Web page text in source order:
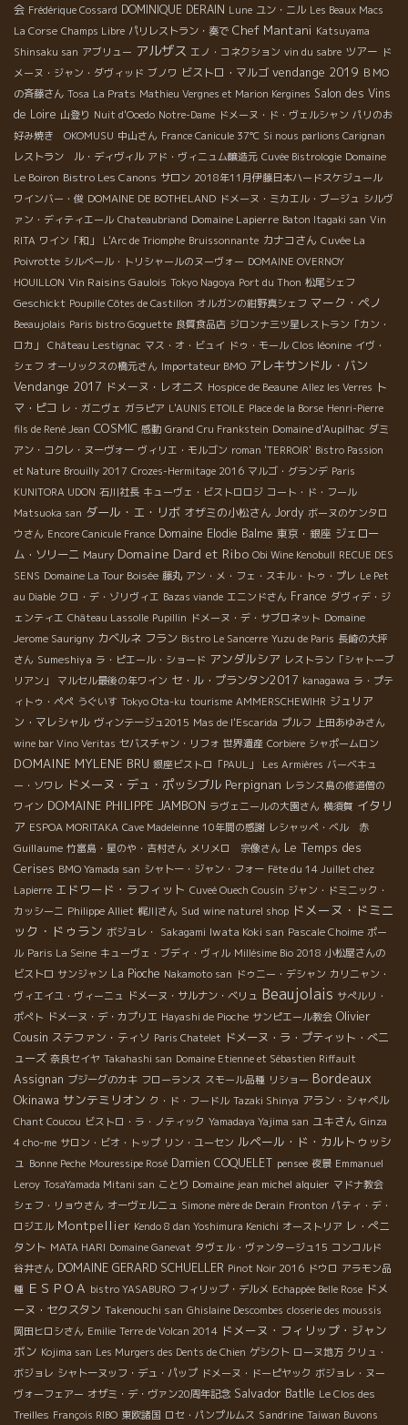
会 Frédérique Cossard DOMINIQUE DERAIN Lune ユン・ニル Les Beaux Macs
La Corse Champs Libre パリレストラン・奏で Chef Mantani Katsuyama
Shinsaku san アブリュー アルザス エノ・コネクション vin du sabre ツアー ド
メーヌ・ジャン・ダヴィッド ブノワ ビストロ・マルゴ vendange 2019 ＢＭО
の斉藤さん Tosa La Prats Mathieu Vergnes et Marion Kergines Salon des Vins
de Loire 山登り Nuit d'Ooedo Notre-Dame ドメーヌ・ド・ヴェルシャン パリのお
好み焼き OKOMUSU 中山さん France Canicule 37℃ Si nous parlions Carignan
レストラン ル・ディヴィル アド・ヴィニュム醸造元 Cuvée Bistrologie Domaine
Le Boiron Bistro Les Canons サロン 2018年11月伊藤日本ハードスケジュール
ワインバー・俊 DOMAINE DE BOTHELAND ドメーヌ・ミカエル・ブージュ シルヴ
ァン・ディティエール Chateaubriand Domaine Lapierre Baton Itagaki san Vin
RITA ワイン「和」 L'Arc de Triomphe Bruissonnante カナコさん Cuvée La
Poivrotte シルベール・トリシャールのヌーヴォー DOMAINE OVERNOY
HOUILLON Vin Raisins Gaulois Tokyo Nagoya Port du Thon 松尾シェフ
Geschickt Poupille Côtes de Castillon オルガンの紺野真シェフ マーク・ペノ
Beeaujolais Paris bistro Goguette 良質食品店 ジロンナ三ツ星レストラン「カン・
ロカ」
Château Lestignac マス・オ・ビュイ ドゥ・モール Clos léonine イヴ・
シェフ オーリックスの橋元さん Importateur BMO アレキサンドル・バン
Vendange 2017 ドメーヌ・レオニス Hospice de Beaune Allez les Verres ト
マ・ピコ レ・ガニヴェ ガラピア L'AUNIS ETOILE Place de la Borse Henri-Pierre
fils de René Jean COSMIC 感動 Grand Cru Frankstein Domaine d'Aupilhac ダミ
アン・コクレ・ヌーヴォー ヴィリエ・モルゴン roman 'TERROIR' Bistro Passion
et Nature Brouilly 2017 Crozes-Hermitage 2016 マルゴ・グランデ Paris
KUNITORA UDON 石川社長 キューヴェ・ビストロロジ コート・ド・フール
Matsuoka san ダール・エ・リボ オザミの小松さん Jordy ボーヌのケンタロ
ウさん Encore Canicule France Domaine Elodie Balme 東京・銀座 ジェロー
ム・ソリーニ Maury Domaine Dard et Ribo Obi Wine Kenobull RECUE DES
SENS Domaine La Tour Boisée 藤丸 アン・メ・フェ・スキル・トゥ・プレ Le Pet
au Diable クロ・デ・ゾリヴィエ Bazas viande エニンドさん France ダヴィデ・ジ
ェンティエ Château Lassolle Pupillin ドメーヌ・デ・サブロネット Domaine
Jerome Saurigny カベルネ フラン Bistro Le Sancerre Yuzu de Paris 長崎の大坪
さん Sumeshiya ラ・ピエール・ショード アンダルシア レストラン「シャトーブ
リアン」
マルセル最後の年ワイン セ・ル・プランタン2017 kanagawa ラ・プテ
ィトゥ・ペペ うぐいす Tokyo Ota-ku tourisme AMMERSCHEWIHR ジュリア
ン・マレシャル ヴィンテージュ2015 Mas de l'Escarida プルフ
上田あゆみさん
wine bar Vino Veritas セバスチャン・リフォ 世界遺産 Corbiere シャポームロン
DOMAINE MYLENE BRU 銀座ビストロ「PAUL」 Les Armières バーベキュ
ー・ソワレ ドメーヌ・デュ・ポッシブル Perpignan レランス島の修道僧の
ワイン DOMAINE PHILIPPE JAMBON ラヴェニールの大園さん 横須賀 イタリ
ア ESPOA MORITAKA Cave Madeleinne 10年間の感謝 レシャッペ・ベル 赤
Guillaume 竹富島・星のや・吉村さん メリメロ 宗像さん Le Temps des
Cerises BMO Yamada san シャトー・ジャン・フォー Fête du 14 Juillet chez
Lapierre エドワード・ラフィット Cuveé Ouech Cousin ジャン・ドミニック・
カッシーニ Philippe Alliet 梶川さん Sud wine naturel shop ドメーヌ・ドミニ
ック・ドゥラン ボジョレ・ Sakagami Iwata Koki san Pascale Choime ポー
ル Paris La Seine キューヴェ・ブディ・ヴィル Millésime Bio 2018 小松屋さんの
ビストロ サンジャン La Pioche Nakamoto san ドゥニー・デシャン カリニャン・
ヴィエイユ・ヴィーニュ ドメーヌ・サルナン・ベリュ Beaujolais サぺルリ・
ポぺト ドメーヌ・デ・カプリエ Hayashi de Pioche サンピエール教会 Olivier
Cousin ステファン・ティソ Paris Chatelet ドメーヌ・ラ・プティット・べニ
ューズ 奈良セイヤ Takahashi san Domaine Etienne et Sébastien Riffault
Assignan ブジーグのカキ フローランス スモール品種 リショー Bordeaux
Okinawa サンテミリオン ク・ド・フードル Tazaki Shinya アラン・シャペル
Chant Coucou ビストロ・ラ・ノティック Yamadaya Yajima san ユキさん Ginza
4 cho-me サロン・ビオ・トップ リン・ユーセン ルペール・ド・カルトゥッシ
ュ Bonne Peche Mouressipe Rosé Damien COQUELET pensee 夜景 Emmanuel
Leroy TosaYamada Mitani san ことり Domaine jean michel alquier マドナ教会
シェフ・リョウさん オーヴェルニュ Simone mère de Derain Fronton パティ・デ・
ロジエル Montpellier Kendo 8 dan Yoshimura Kenichi オーストリア レ・ぺニ
タント MATA HARI Domaine Ganevat タヴェル・ヴァンタージュ15 コンコルド
谷井さん DOMAINE GERARD SCHUELLER Pinot Noir 2016 ドウロ アラモン品
種 ＥＳＰＯＡ bistro YASABURO フィリップ・デルメ Echappée Belle Rose ドメ
ーヌ・セクスタン Takenouchi san Ghislaine Descombes closerie des moussis
岡田ヒロシさん Emilie Terre de Volcan 2014 ドメーヌ・フィリップ・ジャン
ボン Kojima san Les Murgers des Dents de Chien ゲシクト ローヌ地方 クリュ・
ボジョレ シャトーヌッフ・デュ・パップ ドメーヌ・ドーピヤック ボジョレ・ヌー
ヴォーフェアー オザミ・デ・ヴァン20周年記念 Salvador Batlle Le Clos des
Treilles François RIBO 東欧諸国 ロセ・パンプルムス Sandrine Taiwan Buvons